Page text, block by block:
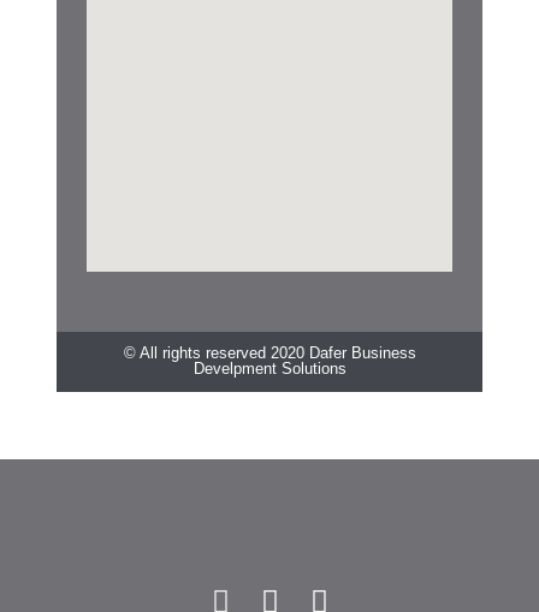
© All rights reserved 2020 Dafer Business
Develpment Solutions